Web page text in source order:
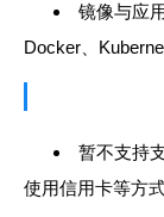
镜像与应
Docker、
暂不支持
使用信用卡等方式